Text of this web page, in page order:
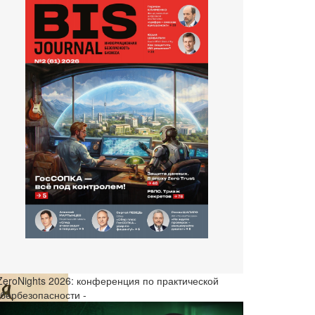
2026: конференция по практической
-